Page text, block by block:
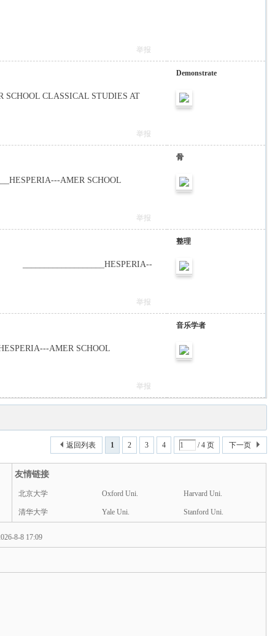
举报
SCHOOL CLASSICAL STUDIES AT
Demonstrate
举报
AMER SCHOOL
骨
举报
___________________HESPERIA--
整理
举报
AMER SCHOOL
音乐学者
举报
1 2 3 4 / 4 页 下一页
返回列表
友情链接
北京大学 Oxford Uni. Harvard Uni.
清华大学 Yale Uni. Stanford Uni.
8-8 17:09